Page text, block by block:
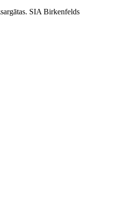
SIA Birkenfelds